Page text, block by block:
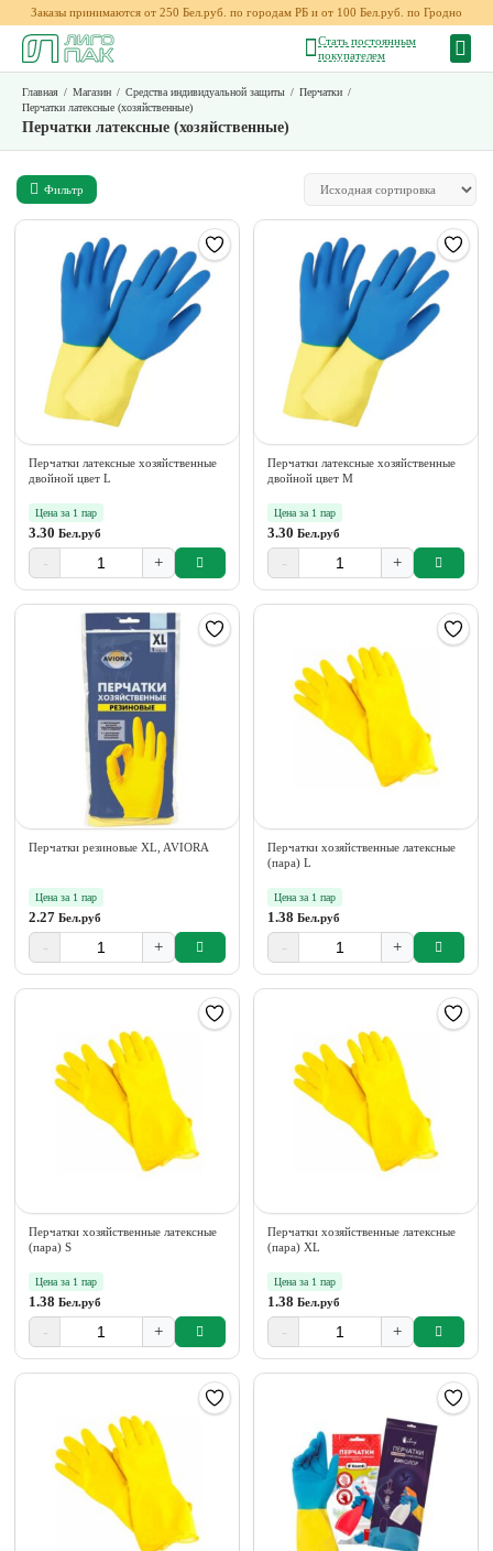
Заказы принимаются от 250 Бел.руб. по городам РБ и от 100 Бел.руб. по Гродно
Стать постоянным
покупателем
Главная / Магазин / Средства индивидуальной защиты / Перчатки /
Перчатки латексные (хозяйственные)
Перчатки латексные (хозяйственные)
Фильтр
Перчатки латексные хозяйственные
двойной цвет L
Цена за 1 пар
3.30 Бел.руб
- +
Перчатки латексные хозяйственные
двойной цвет М
Цена за 1 пар
3.30 Бел.руб
- +
Перчатки резиновые XL, AVIORA
Цена за 1 пар
2.27 Бел.руб
- +
Перчатки хозяйственные латексные
(пара) L
Цена за 1 пар
1.38 Бел.руб
- +
Перчатки хозяйственные латексные
(пара) S
Цена за 1 пар
1.38 Бел.руб
- +
Перчатки хозяйственные латексные
(пара) XL
Цена за 1 пар
1.38 Бел.руб
- +